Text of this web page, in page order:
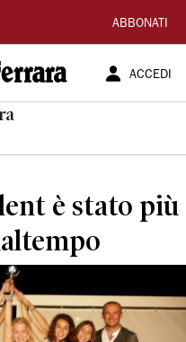
ABBONATI
ACCEDI
è stato più